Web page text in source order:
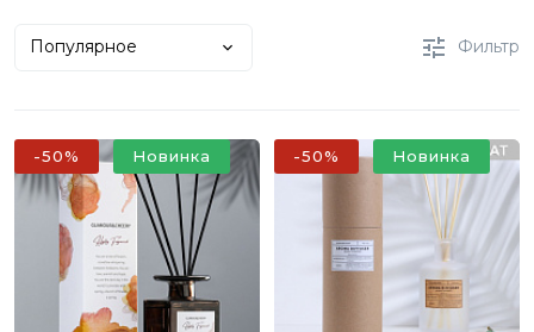
Популярное Фильтр
-50% Новинка -50% Новинка